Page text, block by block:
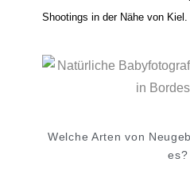
Shootings in der Nähe von Kiel.
Welche Arten von
es?